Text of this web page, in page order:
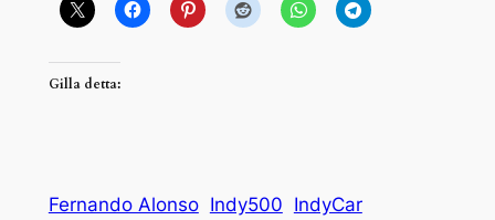
Gilla detta:
Fernando Alonso Indy500 IndyCar